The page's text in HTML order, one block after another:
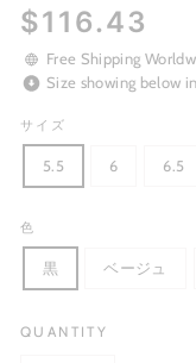
Regular
price
$116.43
Free Shipping
Size showing below
サイズ
5.5 6 6.5
色
黒 ベージュ
QUANTITY